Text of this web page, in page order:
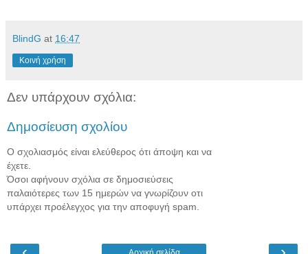
BlindG at 16:47
Κοινή χρήση
Δεν υπάρχουν σχόλια:
Δημοσίευση σχολίου
Ο σχολιασμός είναι ελεύθερος ότι άποψη και να
έχετε.
Όσοι αφήνουν σχόλια σε δημοσιεύσεις
παλαιότερες των 15 ημερών να γνωρίζουν οτι
υπάρχει προέλεγχος για την αποφυγή spam.